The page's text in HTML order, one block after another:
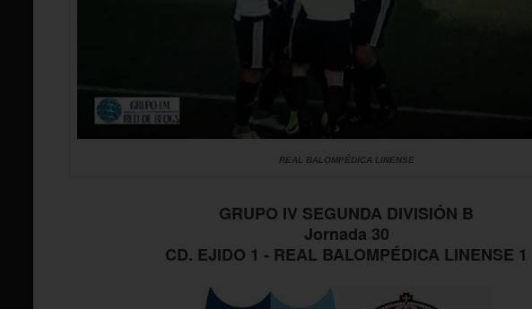
REAL BALOMPÉDICA LINENSE
GRUPO IV SEGUNDA DIVISIÓN B
Jornada 30
CD. EJIDO 1 - REAL BALOMPÉDICA LINENSE 1